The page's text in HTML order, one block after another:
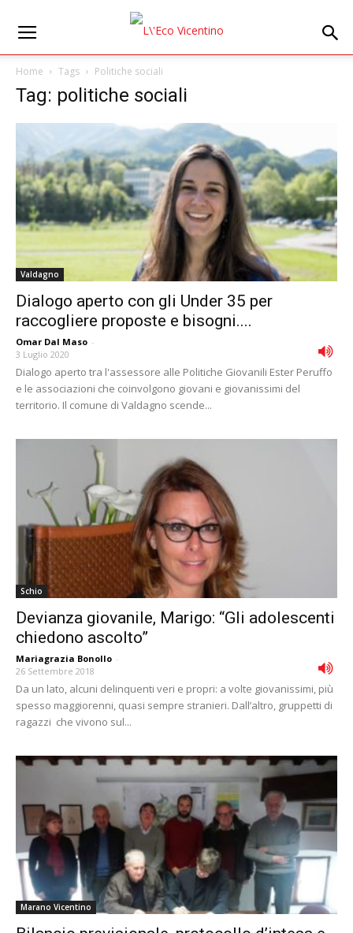
Home Tags Politiche sociali
Tag: politiche sociali
Valdagno
Dialogo aperto con gli Under 35 per
raccogliere proposte e bisogni....
Omar Dal Maso -
3 Luglio 2020
Dialogo aperto tra l'assessore alle Politiche Giovanili Ester Peruffo
e le associazioni che coinvolgono giovani e giovanissimi del
territorio. Il comune di Valdagno scende...
Schio
Devianza giovanile, Marigo: “Gli adolescenti
chiedono ascolto”
Mariagrazia Bonollo -
26 Settembre 2018
Da un lato, alcuni delinquenti veri e propri: a volte giovanissimi, più
spesso maggiorenni, quasi sempre stranieri. Dall’altro, gruppetti di
ragazzi che vivono sul...
Marano Vicentino